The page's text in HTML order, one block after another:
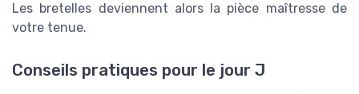
Les bretelles deviennent alors la pièce maîtresse de
votre tenue.
Conseils pratiques pour le jour J